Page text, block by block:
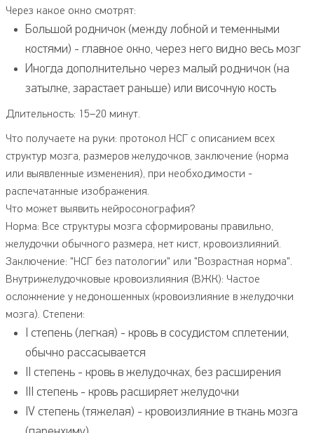
Через какое окно смотрят:
Большой родничок (между лобной и теменными
костями) - главное окно, через него видно весь мозг
Иногда дополнительно через малый родничок (на
затылке, зарастает раньше) или височную кость
Длительность: 15–20 минут.
Что получаете на руки: протокол НСГ с описанием всех
структур мозга, размеров желудочков, заключение (норма
или выявленные изменения), при необходимости -
распечатанные изображения.
Что может выявить нейросонография?
Норма: Все структуры мозга сформированы правильно,
желудочки обычного размера, нет кист, кровоизлияний.
Заключение: "НСГ без патологии" или "Возрастная норма".
Внутрижелудочковые кровоизлияния (ВЖК): Частое
осложнение у недоношенных (кровоизлияние в желудочки
мозга). Степени:
I степень (легкая) - кровь в сосудистом сплетении,
обычно рассасывается
II степень - кровь в желудочках, без расширения
III степень - кровь расширяет желудочки
IV степень (тяжелая) - кровоизлияние в ткань мозга